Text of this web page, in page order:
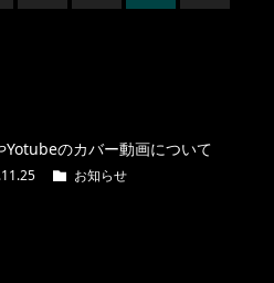
Yotubeのカバー動画について
お知らせ